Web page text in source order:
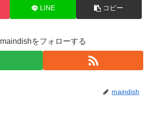
LINE コピー
maindishをフォローする
maindish